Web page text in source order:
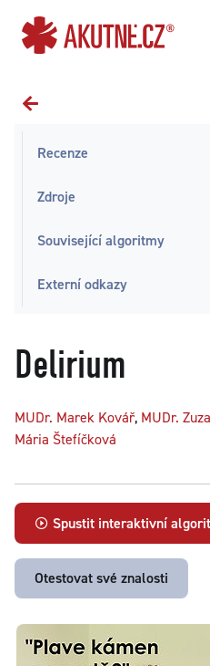
Delirium
MUDr. Marek Kovář, MUDr.
Mária Štefíčková
Spustit interaktivní
Otestovat své znalosti
Recenze
Zdroje
Související algoritmy
Externí odkazy